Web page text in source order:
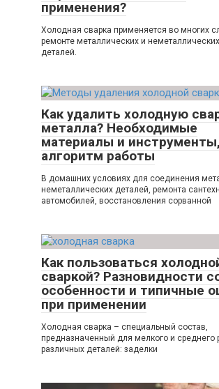
применения?
Холодная сварка применяется во многих
ремонте металлических и
деталей.
Как удалить холодную
металла? Необходимые
материалы и инструменты,
алгоритм работы
В домашних условиях для соединения
неметаллических деталей, ремонта
автомобилей, восстановления сорванной
Как пользоваться
сваркой? Разновидности
особенности и типичные
при применении
Холодная сварка – специальный состав,
предназначенный для мелкого и среднего
различных деталей: заделки